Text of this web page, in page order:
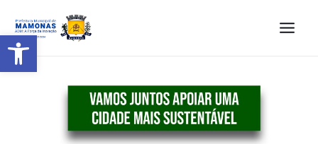
Barra de Ferramentas Aberta